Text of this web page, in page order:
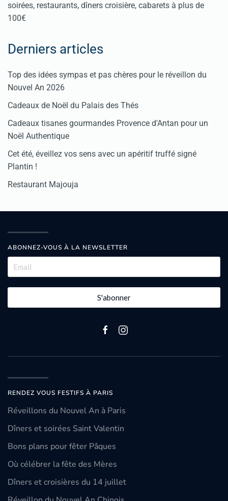
soirées, restaurants, dîners croisière, cabarets à plus de
100€
Derniers articles
Top des idées sympas et pas chères pour le réveillon du
Nouvel An 2026
Cadeaux de Noël du Palais des Thés
Cadeaux tisanes gourmandes Provence d'Antan pour un
Noël Authentique
Cet été, éveillez vos sens avec un apéritif truffé signé
Plantin !
Restaurant Majouja
ABONNEZ-VOUS À LA NEWSLETTER
S'abonner
RENDEZ VOUS FESTIFS À PARIS
Réveillons du Nouvel An à Paris
Dîners et soirées Saint Valentin
Bons plans pour fêter Pâques
Où célébrer la fête des Mères
Dîners et croisières du 14 juillet